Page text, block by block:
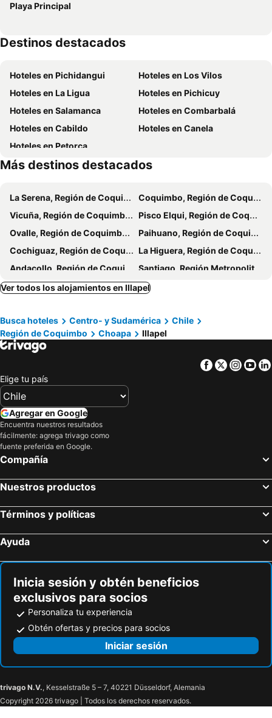
Playa Principal
Destinos destacados
Hoteles en Pichidangui
Hoteles en Los Vilos
Hoteles en La Ligua
Hoteles en Pichicuy
Hoteles en Salamanca
Hoteles en Combarbalá
Hoteles en Cabildo
Hoteles en Canela
Hoteles en Petorca
Más destinos destacados
La Serena, Región de Coquimbo Hoteles
Coquimbo, Región de Coquimbo Hoteles
Vicuña, Región de Coquimbo Hoteles
Pisco Elqui, Región de Coquimbo Hoteles
Ovalle, Región de Coquimbo Hoteles
Paihuano, Región de Coquimbo Hoteles
Cochiguaz, Región de Coquimbo Hoteles
La Higuera, Región de Coquimbo Hoteles
Andacollo, Región de Coquimbo Hoteles
Santiago, Región Metropolitana de Santiago Hoteles
Viña del Mar, Región de Valparaíso Hoteles
Valdivia, Región de Los Ríos Hoteles
Pucón, Región de La Araucanía Hoteles
Antofagasta, Región de Antofagasta Hoteles
Olmué, Región de Valparaíso Hoteles
Ver todos los alojamientos en Illapel
Busca hoteles Centro- y Sudamérica
Chile
Región de Coquimbo
Choapa Illapel
Facebook
Twitter
Elige tu país
Agregar en Google
Encuentra nuestros resultados
fácilmente: agrega trivago como
fuente preferida en Google.
Compañía
Nuestros productos
Términos y políticas
Ayuda
Inicia sesión y obtén beneficios
exclusivos para socios
Personaliza tu experiencia
Obtén ofertas y precios para socios
Iniciar sesión
trivago N.V., Kesselstraße 5 – 7, 40221 Düsseldorf, Alemania
Copyright 2026 trivago | Todos los derechos reservados.